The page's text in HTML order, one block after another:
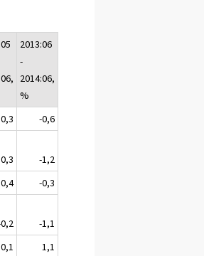
2013:06
-
2014:06,
%
0,3
-0,6
0,3
-1,2
0,4
-0,3
-1,1
0,1
1,1